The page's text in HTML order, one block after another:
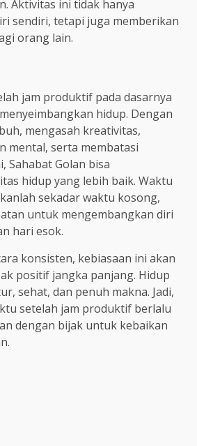
Aktivitas ini tidak hanya
sendiri, tetapi juga memberikan
orang lain.
jam produktif pada dasarnya
hidup. Dengan
mengasah kreativitas,
mental, serta membatasi
Sahabat Golan bisa
hidup yang lebih baik. Waktu
sekadar waktu kosong,
untuk mengembangkan diri
hari esok.
konsisten, kebiasaan ini akan
positif jangka panjang. Hidup
sehat, dan penuh makna. Jadi,
setelah jam produktif berlalu
dengan bijak untuk kebaikan